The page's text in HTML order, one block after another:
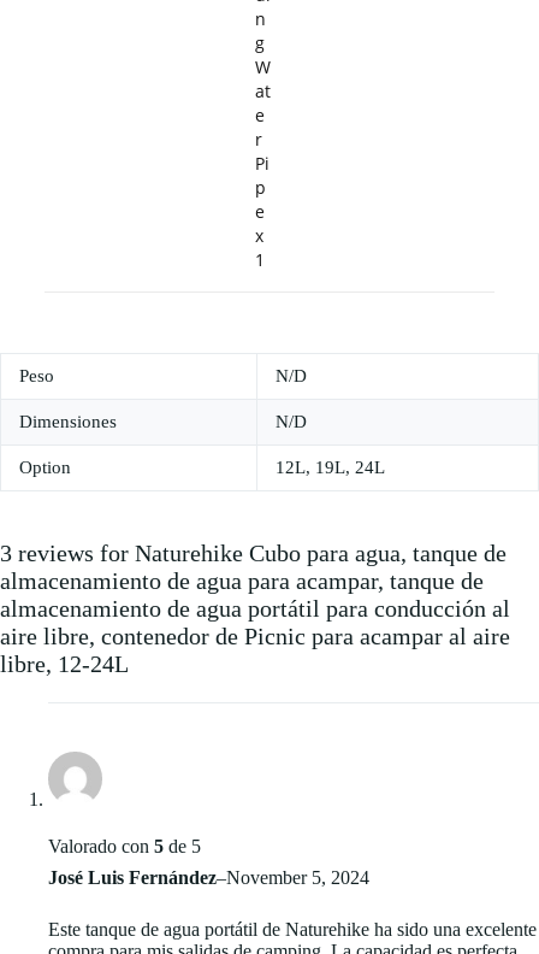
n
g
W
at
e
r
Pi
p
e
x
1
Peso N/D
Dimensiones N/D
Option 12L, 19L, 24L
3 reviews for Naturehike Cubo para agua, tanque de
almacenamiento de agua para acampar, tanque de
almacenamiento de agua portátil para conducción al
aire libre, contenedor de Picnic para acampar al aire
libre, 12-24L
Valorado con 5 de 5
José Luis Fernández–November 5, 2024
Este tanque de agua portátil de Naturehike ha sido una excelente